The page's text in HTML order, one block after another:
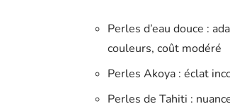
Perles d’eau douce :
couleurs, coût modéré
Perles Akoya : éclat
Perles de Tahiti :